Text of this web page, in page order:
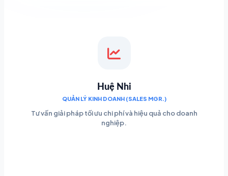
Huệ Nhi
QUẢN LÝ KINH DOANH (SALES MGR.)
Tư vấn giải pháp tối ưu chi phí và hiệu quả cho doanh
nghiệp.